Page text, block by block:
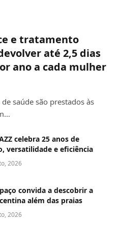
e tratamento
até 2,5 dias
ano a cada mulher
saúde são prestados às
celebra 25 anos de
versatilidade e eficiência
2026
convida a descobrir a
além das praias
2026